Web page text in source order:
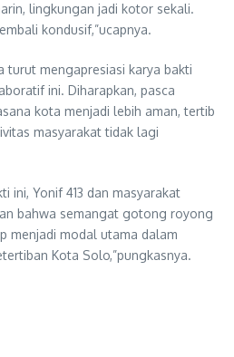
lingkungan jadi kotor sekali.
kondusif,”ucapnya.
turut mengapresiasi karya bakti
ini. Diharapkan, pasca
kota menjadi lebih aman, tertib
masyarakat tidak lagi
ini, Yonif 413 dan masyarakat
bahwa semangat gotong royong
menjadi modal utama dalam
Kota Solo,”pungkasnya.